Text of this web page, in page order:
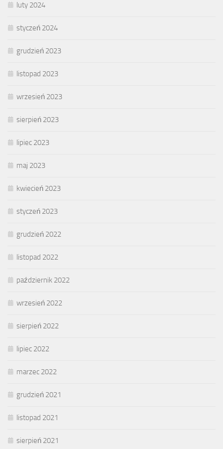
luty 2024
styczeń 2024
grudzień 2023
listopad 2023
wrzesień 2023
sierpień 2023
lipiec 2023
maj 2023
kwiecień 2023
styczeń 2023
grudzień 2022
listopad 2022
październik 2022
wrzesień 2022
sierpień 2022
lipiec 2022
marzec 2022
grudzień 2021
listopad 2021
sierpień 2021